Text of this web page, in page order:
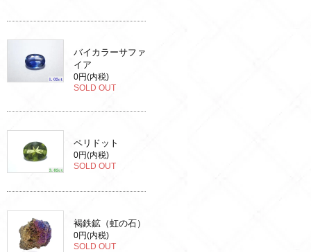
バイカラーサファ
イア
0円(内税)
SOLD OUT
ペリドット
0円(内税)
SOLD OUT
褐鉄鉱（虹の石）
0円(内税)
SOLD OUT